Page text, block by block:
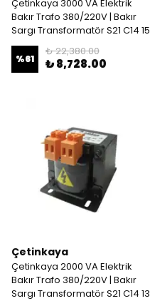
Çetinkaya 3000 VA Elektrik
Bakır Trafo 380/220V | Bakır
Sargı Transformatör S21 C14 15
%61
₺ 22,380.00
₺ 8,728.00
Çetinkaya
Çetinkaya 2000 VA Elektrik
Bakır Trafo 380/220V | Bakır
Sargı Transformatör S21 C14 13